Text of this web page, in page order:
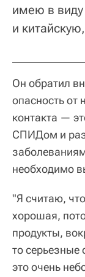
имею в виду
и
Он обратил
опасность от
контакта —
СПИДом и
необходимо
"Я считаю,
хорошая,
продукты,
то серьезные
это очень